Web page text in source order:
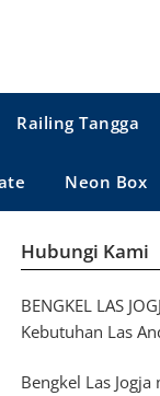
Railing Tangga
Neon Box
Hubungi Kami
BENGKEL LAS
Kebutuhan Las
Bengkel Las